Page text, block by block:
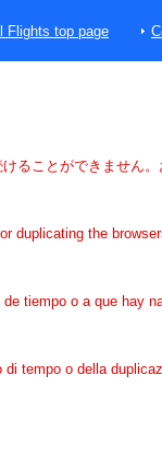
Flights top page
ることができません。
duplicating the
tiempo o a que hay
tempo o della